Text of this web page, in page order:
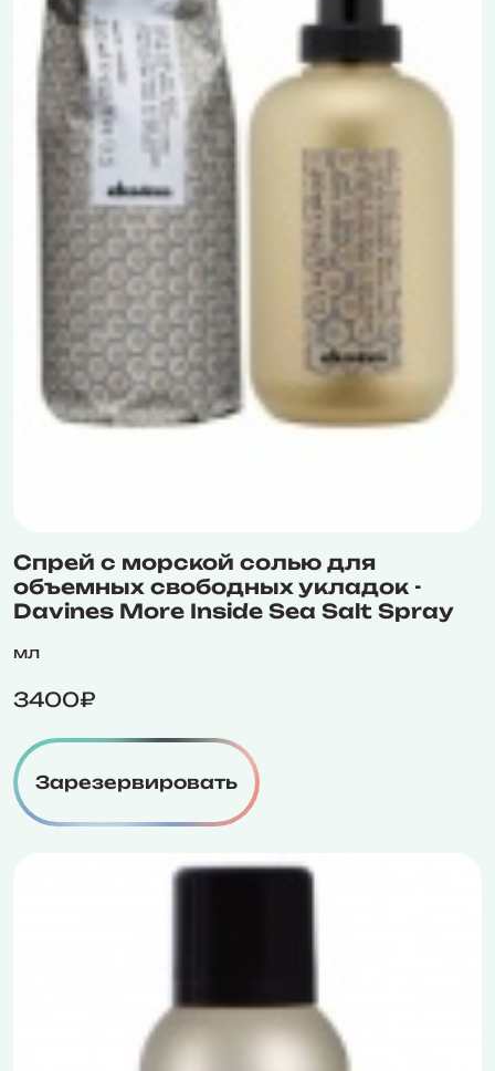
Спрей с морской солью для
объемных свободных укладок -
Davines More Inside Sea Salt Spray
мл
3400₽
Зарезервировать